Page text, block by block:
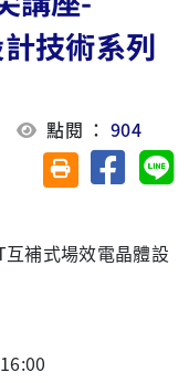
技術系列
點閱 ：904
友善列印(另開視
分享至
補式場效電晶體設